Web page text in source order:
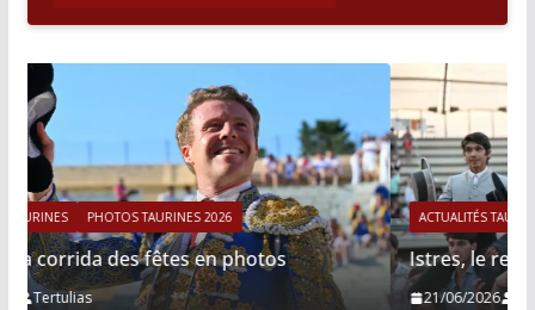
ACTUALITÉS TAURINES PHOTOS TAURINES 2026
Istres, le retour de Cesar Rincon en photos
21/06/2026 Tertulias